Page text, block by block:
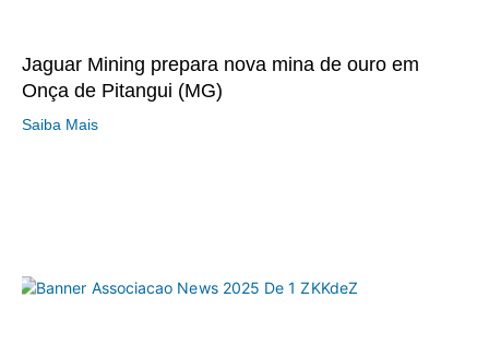
Jaguar Mining prepara nova mina de ouro em
Onça de Pitangui (MG)
Saiba Mais